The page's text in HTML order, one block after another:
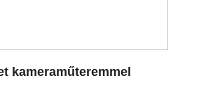
kameraműteremmel